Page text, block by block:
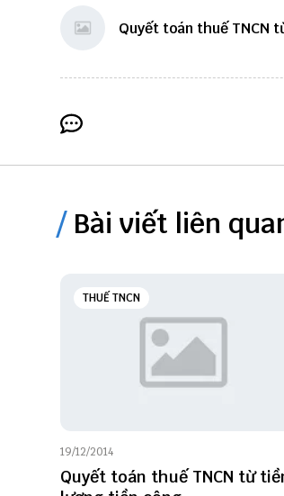
Quyết toán thuế TNCN
Bài viết liên
THUẾ TNCN
19/12/2014
Quyết toán thuế TNCN từ